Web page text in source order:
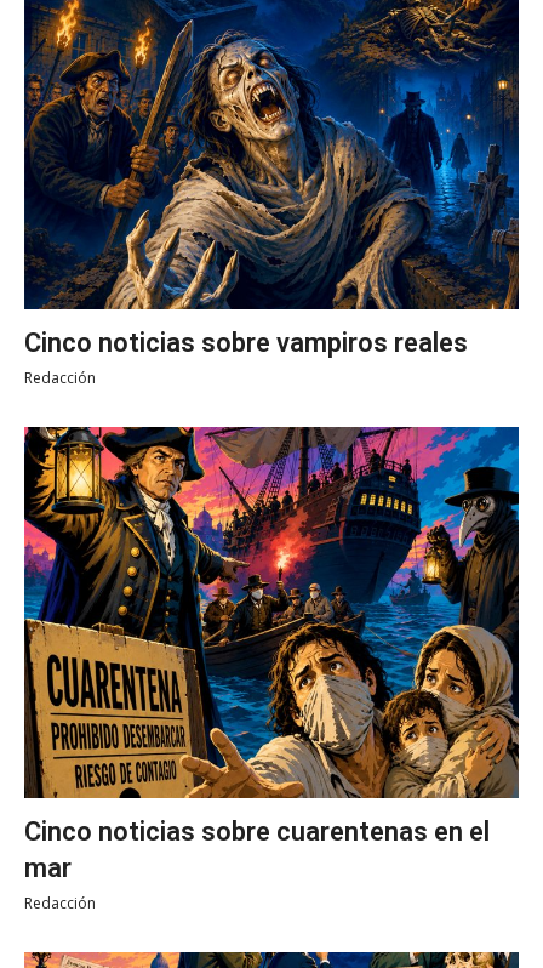
Cinco noticias sobre vampiros reales
Redacción
Cinco noticias sobre cuarentenas en el
mar
Redacción